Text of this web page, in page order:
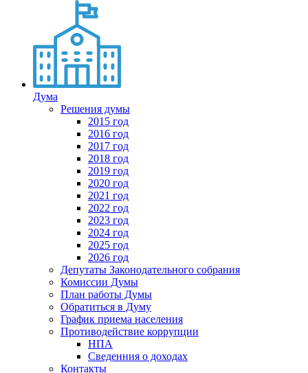
Дума
Решения думы
2015 год
2016 год
2017 год
2018 год
2019 год
2020 год
2021 год
2022 год
2023 год
2024 год
2025 год
2026 год
Депутаты Законодательного собрания
Комиссии Думы
План работы Думы
Обратиться в Думу
График приема населения
Противодействие коррупции
НПА
Сведенния о доходах
Контакты